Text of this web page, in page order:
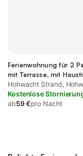
Ferienwohnung für 2
mit Terrasse, mit
Hohwacht Strand,
Kostenlose
ab59 €pro Nacht